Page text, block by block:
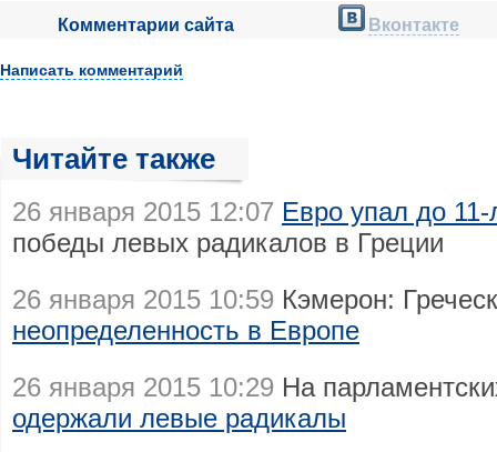
Комментарии сайта Вконтакте
Написать комментарий
Читайте также
26 января 2015 12:07 Евро упал до
победы левых радикалов в Греции
26 января 2015 10:59 Кэмерон:
неопределенность в Европе
26 января 2015 10:29 На
одержали левые радикалы